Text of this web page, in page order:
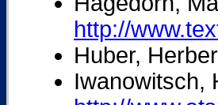
http://
Huber,
Iwanowitsch,